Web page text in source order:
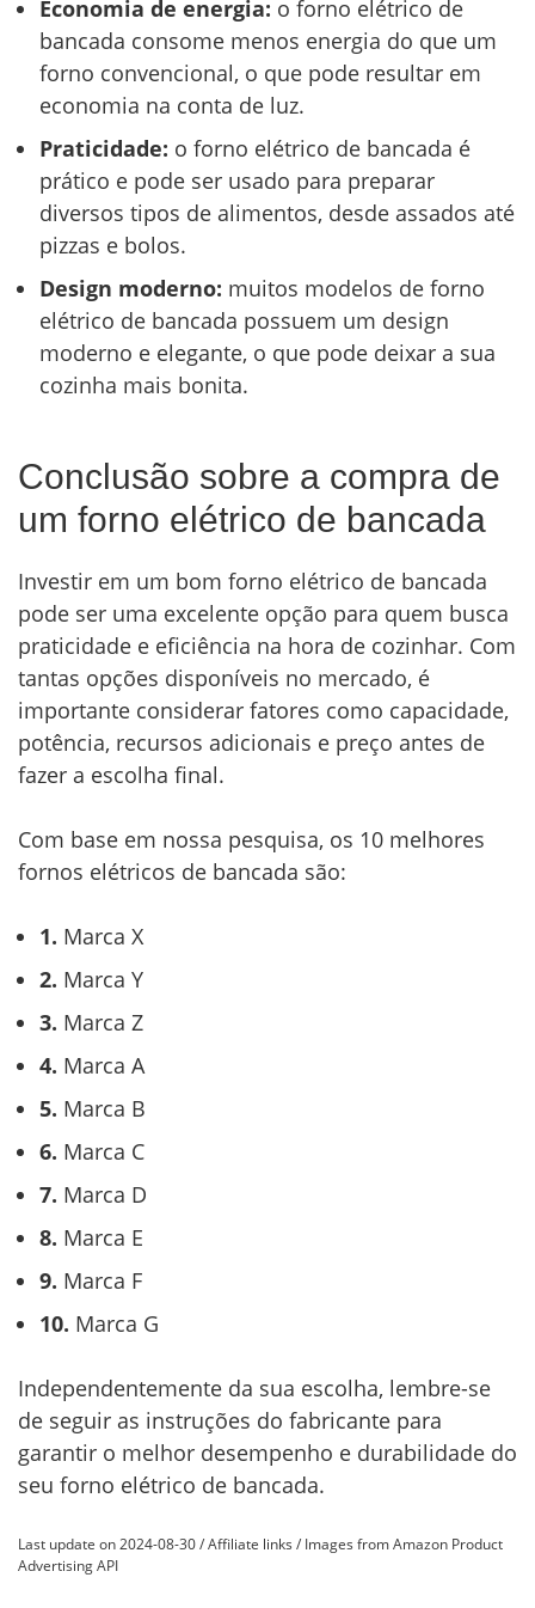
Economia de energia: o forno elétrico de
bancada consome menos energia do que um
forno convencional, o que pode resultar em
economia na conta de luz.
Praticidade: o forno elétrico de bancada é
prático e pode ser usado para preparar
diversos tipos de alimentos, desde assados até
pizzas e bolos.
Design moderno: muitos modelos de forno
elétrico de bancada possuem um design
moderno e elegante, o que pode deixar a sua
cozinha mais bonita.
Conclusão sobre a compra de
um forno elétrico de bancada
Investir em um bom forno elétrico de bancada
pode ser uma excelente opção para quem busca
praticidade e eficiência na hora de cozinhar. Com
tantas opções disponíveis no mercado, é
importante considerar fatores como capacidade,
potência, recursos adicionais e preço antes de
fazer a escolha final.
Com base em nossa pesquisa, os 10 melhores
fornos elétricos de bancada são:
1. Marca X
2. Marca Y
3. Marca Z
4. Marca A
5. Marca B
6. Marca C
7. Marca D
8. Marca E
9. Marca F
10. Marca G
Independentemente da sua escolha, lembre-se
de seguir as instruções do fabricante para
garantir o melhor desempenho e durabilidade do
seu forno elétrico de bancada.
Last update on 2024-08-30 / Affiliate links / Images from Amazon Product
Advertising API